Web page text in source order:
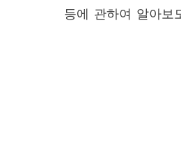
등에 관하여 알아보